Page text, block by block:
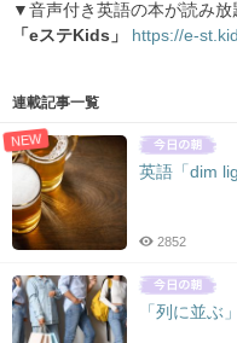
▼音声付き英語の本が読み
「eステKids」
https://e-
連載記事一覧
NEW
英語「dim
2852
「列に並ぶ